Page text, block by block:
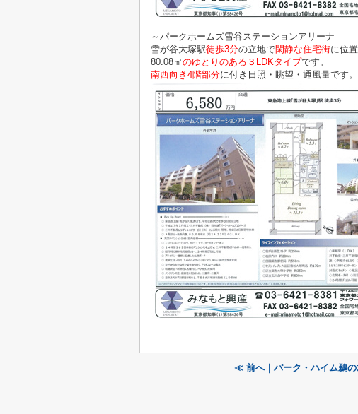
～パークホームズ雪谷ステーションアリーナ
雪が谷大塚駅徒歩3分の立地で閑静な住宅街に位
80.08㎡のゆとりのある３LDKタイプです。
南西向き4階部分に付き日照・眺望・通風量です。
≪ 前へ｜パーク・ハイム鵜の